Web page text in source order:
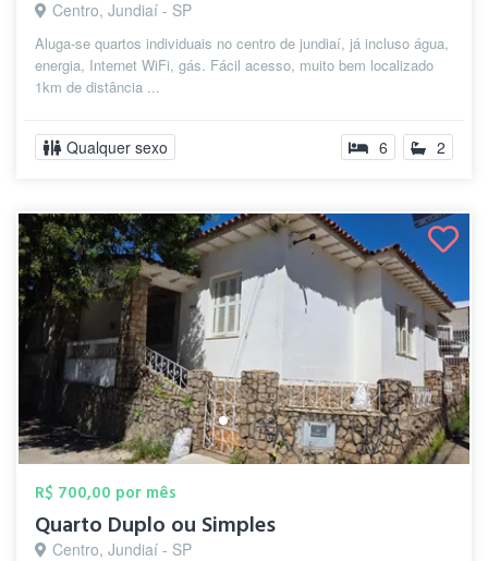
Centro, Jundiaí - SP
Aluga-se quartos individuais no centro de jundiaí, já incluso água,
energia, Internet WiFi, gás. Fácil acesso, muito bem localizado
1km de distância ...
Qualquer sexo 6 2
R$ 700,00 por mês
Quarto Duplo ou Simples
Centro, Jundiaí - SP